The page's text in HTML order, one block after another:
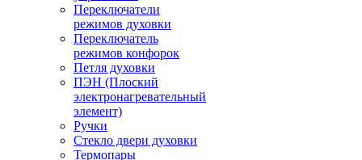
Переключатели
режимов духовки
Переключатель
режимов конфорок
Петля духовки
ПЭН (Плоский
электронагревательный
элемент)
Ручки
Стекло двери духовки
Термопары